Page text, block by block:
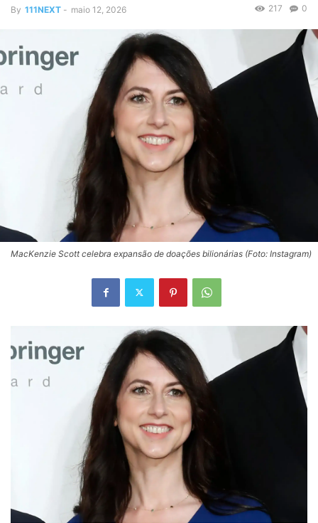
By 111NEXT - maio 12, 2026 0
217
MacKenzie Scott celebra expansão de doações bilionárias (Foto: Instagram)